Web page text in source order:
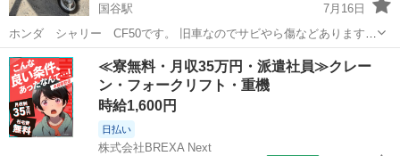
国谷駅
7月16日
ホンダ シャリー CF50です。 旧車なのでサビやら傷などあります
が、 実働で普通に乗ってます。 自賠責R10年6月まであります。 メー
ター約2万キロ たまに乗るので微妙に距離数増えます。 シートはかな
り貴重な極上品か...
栃木 下都賀郡 国谷駅 ホンダ シート
≪寮無料・月収35万円・派遣社員≫クレー
ン・フォークリフト・重機
時給1,600円
日払い
株式会社BREXA Next